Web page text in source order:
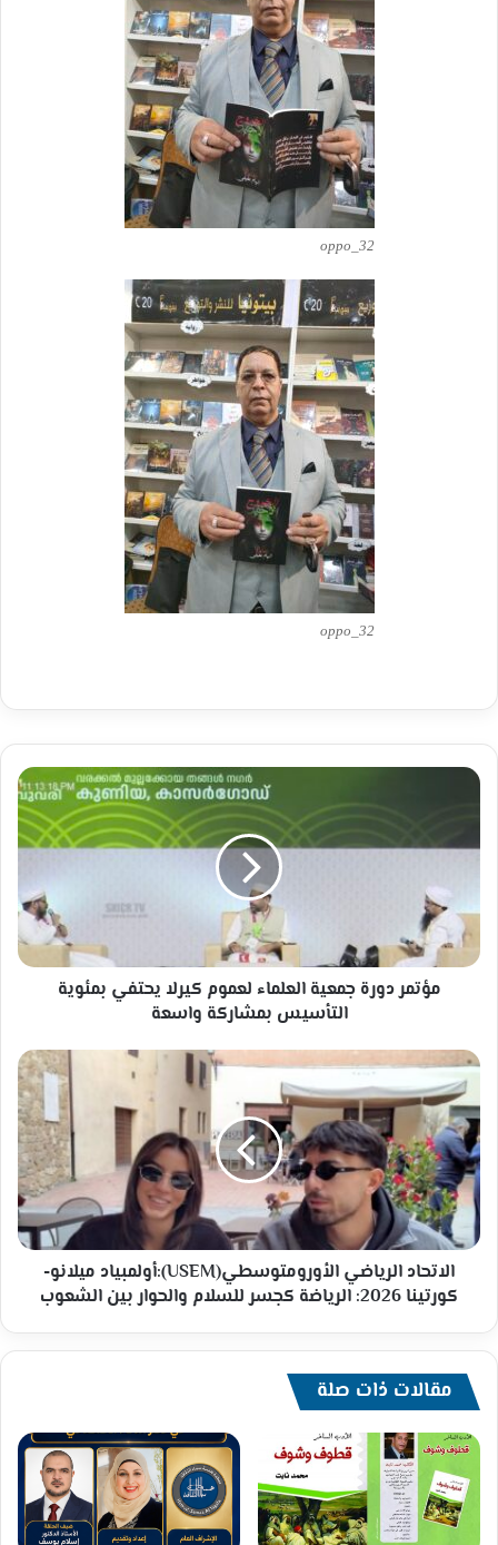
oppo_32
oppo_32
مؤتمر
العلماء
يحتفي
بمئوية
التأسيس
بمشاركةمؤتمر دورة جمعية العلماء لعموم كيرلا يحتفي بمئوية
التأسيس بمشاركة واسعة
الاتحاد
الرياضي
الأورومتوسطي(USEM):أولمبياد
ميلانو-
كورتينا
2026:
الرياضة
كجسر
للسلام
والحوار
الاتحاد الرياضي الأورومتوسطي(USEM):أولمبياد ميلانو-
كورتينا 2026: الرياضة كجسر للسلام والحوار بين الشعوب
مقالات ذات صلة